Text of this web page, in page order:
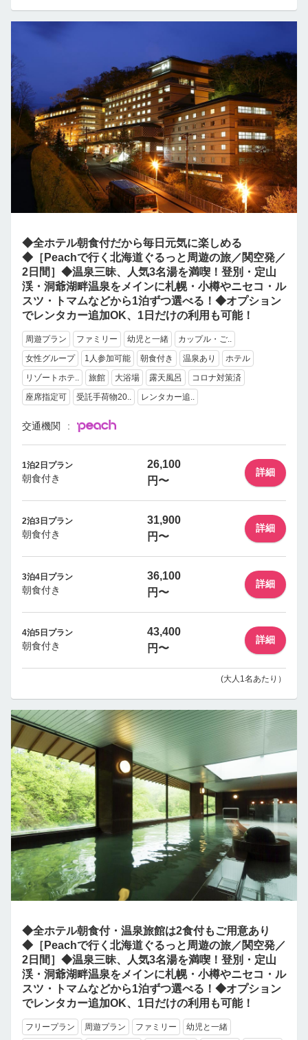
◆全ホテル朝食付だから毎日元気に楽しめる
◆［Peachで行く北海道ぐるっと周遊の旅／関空発／
2日間］◆温泉三昧、人気3名湯を満喫！登別・定山
渓・洞爺湖畔温泉をメインに札幌・小樽やニセコ・ル
スツ・トマムなどから1泊ずつ選べる！◆オプション
でレンタカー追加OK、1日だけの利用も可能！
周遊プラン ファミリー 幼児と一緒
カップル・ご..
女性グループ
1人参加可能 朝食付き 温泉あり
ホテル
リゾートホテ..
旅館 大浴場 露天風呂
コロナ対策済
座席指定可
受託手荷物20.. レンタカー追..
交通機関
1泊2日プラン
朝食付き
26,100
円〜
詳細
2泊3日プラン
朝食付き
31,900
円〜
詳細
3泊4日プラン
朝食付き
36,100
円〜
詳細
4泊5日プラン
朝食付き
43,400
円〜
詳細
(大人1名あたり）
◆全ホテル朝食付・温泉旅館は2食付もご用意あり
◆［Peachで行く北海道ぐるっと周遊の旅／関空発／
2日間］◆温泉三昧、人気3名湯を満喫！登別・定山
渓・洞爺湖畔温泉をメインに札幌・小樽やニセコ・ル
スツ・トマムなどから1泊ずつ選べる！◆オプション
でレンタカー追加OK、1日だけの利用も可能！
フリープラン 周遊プラン ファミリー
幼児と一緒